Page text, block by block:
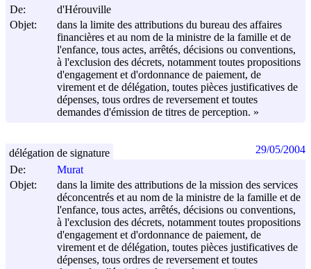
De:
d'Hérouville
Objet:
dans la limite des attributions du bureau des affaires
financières et au nom de la ministre de la famille et de
l'enfance, tous actes, arrêtés, décisions ou conventions,
à l'exclusion des décrets, notamment toutes propositions
d'engagement et d'ordonnance de paiement, de
virement et de délégation, toutes pièces justificatives de
dépenses, tous ordres de reversement et toutes
demandes d'émission de titres de perception. »
De:
Murat
Objet:
dans la limite des attributions de la mission des services
déconcentrés et au nom de la ministre de la famille et de
l'enfance, tous actes, arrêtés, décisions ou conventions,
à l'exclusion des décrets, notamment toutes propositions
d'engagement et d'ordonnance de paiement, de
virement et de délégation, toutes pièces justificatives de
dépenses, tous ordres de reversement et toutes
délégation de signature 29/05/2004